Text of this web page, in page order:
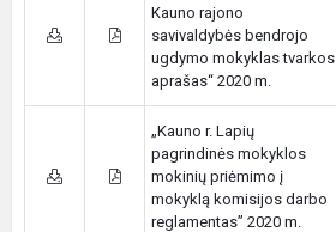
Kauno rajono
savivaldybės bendrojo
ugdymo mokyklas tvarkos
aprašas“ 2020 m.
„Kauno r. Lapių
pagrindinės mokyklos
mokinių priėmimo į
mokyklą komisijos darbo
reglamentas” 2020 m.